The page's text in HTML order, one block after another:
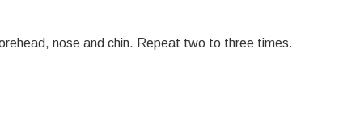
nose and chin. Repeat two to three times.